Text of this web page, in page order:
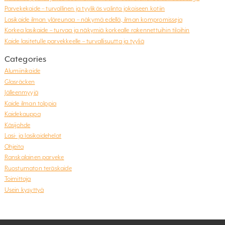
Parvekekaide – turvallinen ja tyylikäs valinta jokaiseen kotiin
Lasikaide ilman yläreunaa – näkymä edellä, ilman kompromisseja
Korkea lasikaide – turvaa ja näkymiä korkealle rakennettuihin tiloihin
Kaide lasitetulle parvekkeelle – turvallisuutta ja tyyliä
Categories
Alumiinikaide
Glasräcken
Jälleenmyyjä
Kaide ilman tolppia
Kaidekauppa
Käsijohde
Lasi- ja lasikaidehelat
Ohjeita
Ranskalainen parveke
Ruostumaton teräskaide
Toimittaja
Usein kysyttyä